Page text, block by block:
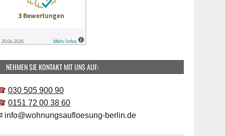
NEHMEN SIE KONTAKT MIT UNS AUF:
030 505 900 90
0151 72 00 38 60
info@wohnungsaufloesung-berlin.de